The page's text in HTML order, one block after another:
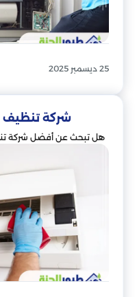
25 ديسمبر 2025
شركة تنظيف
هل تبحث عن أفضل شركة